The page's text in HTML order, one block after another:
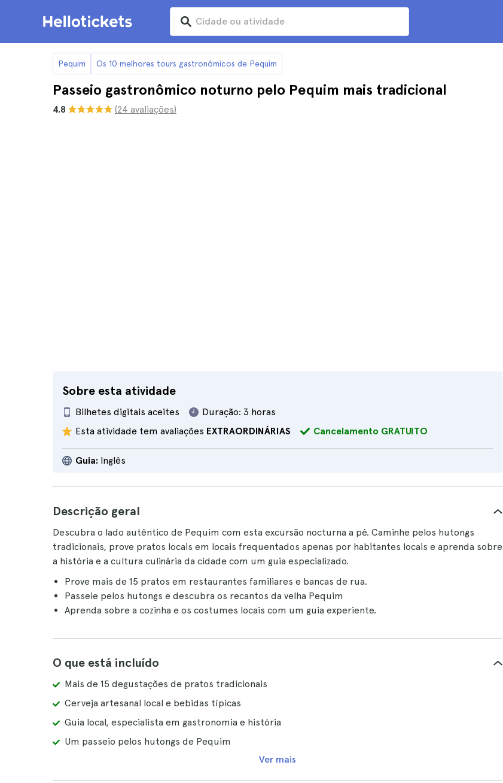
Pequim Os 10 melhores tours gastronómicos de Pequim
Passeio gastronômico noturno pelo Pequim mais tradicional
4.8 (24 avaliações)
Sobre esta atividade
Bilhetes digitais aceites Duração: 3 horas
Esta atividade tem avaliações EXTRAORDINÁRIAS Cancelamento GRATUITO
Guia: Inglês
Descrição geral
Descubra o lado autêntico de Pequim com esta excursão nocturna a pé. Caminhe pelos hutongs
tradicionais, prove pratos locais em locais frequentados apenas por habitantes locais e aprenda sobre
a história e a cultura culinária da cidade com um guia especializado.
Prove mais de 15 pratos em restaurantes familiares e bancas de rua.
Passeie pelos hutongs e descubra os recantos da velha Pequim
Aprenda sobre a cozinha e os costumes locais com um guia experiente.
O que está incluído
Mais de 15 degustações de pratos tradicionais
Cerveja artesanal local e bebidas típicas
Guia local, especialista em gastronomia e história
Um passeio pelos hutongs de Pequim
Ver mais